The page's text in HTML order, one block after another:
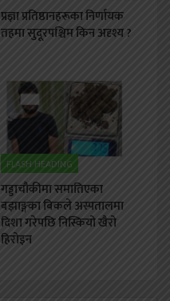
प्रज्ञा प्रतिष्ठानहरूका निर्णायक
तहमा सुदूरपश्चिम किन अदृश्य ?
FLASH HEADING
गड्डाचौकीमा समातिएका
बझाङ्गका बिकले अस्पतालमा
दिशा गरेपछि निस्कियो खैरो
हिरोइन